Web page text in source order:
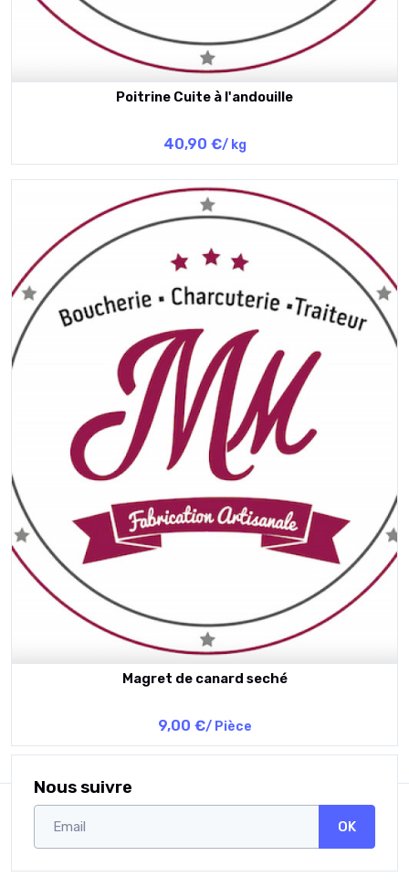
Poitrine Cuite à l'andouille
40,90 €/ kg
Magret de canard seché
9,00 €/ Pièce
Nous suivre
OK